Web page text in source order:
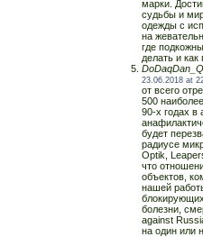
марки.
судьбы и
одежды с
на
где
делать и как
23.06.2018 at
от всего
500
90-х годах в
будет
радиусе
Optik,
что
объектов,
нашей
болезни,
against
на один или